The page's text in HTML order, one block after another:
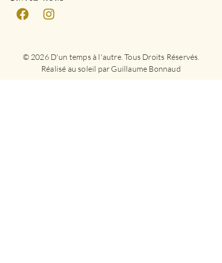
© 2026 D'un temps à l'autre. Tous Droits Réservés.
Réalisé au soleil par Guillaume Bonnaud